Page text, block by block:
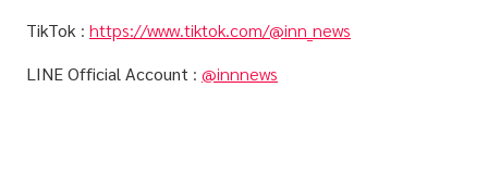
TikTok : https://www.tiktok.com/@inn_news
LINE Official Account : @innnews